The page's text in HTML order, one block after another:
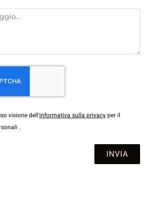
visione dell'informativa sulla privacyper il
.
INVIA